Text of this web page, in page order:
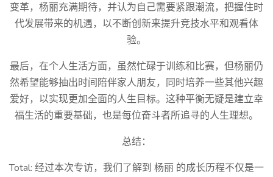
变革，杨丽充满期待，并认为自己需要紧跟潮流，把握住时
代发展带来的机遇，以不断创新来提升竞技水平和观看体
验。
最后，在个人生活方面，虽然忙碌于训练和比赛，但杨丽仍
然希望能够抽出时间陪伴家人朋友，同时培养一些其他兴趣
爱好，以实现更加全面的人生目标。这种平衡无疑是建立幸
福生活的重要基础，也是每位奋斗者所追寻的人生理想。
总结：
Total: 经过本次专访，我们了解到 杨丽 的成长历程不仅是一